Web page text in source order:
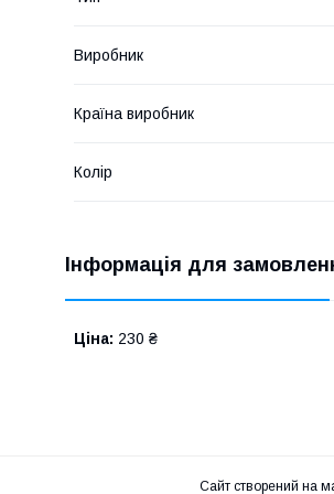
Виробник
Країна виробник
Колір
Інформація для
Ціна: 230 ₴
Сайт створений на